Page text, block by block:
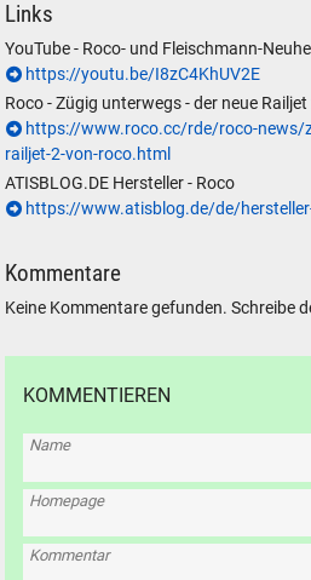
Links
YouTube - Roco- und Fleischmann-
https://youtu.be/I8zC4KhUV2E
Roco - Zügig unterwegs - der neue
https://www.roco.cc/rde/roco-news/
railjet-2-von-roco.html
ATISBLOG.DE Hersteller - Roco
https://www.atisblog.de/de/
Kommentare
Keine Kommentare gefunden. Schreibe
KOMMENTIEREN
Name
Homepage
Kommentar